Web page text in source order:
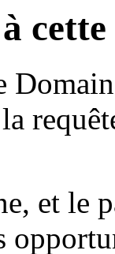
et le